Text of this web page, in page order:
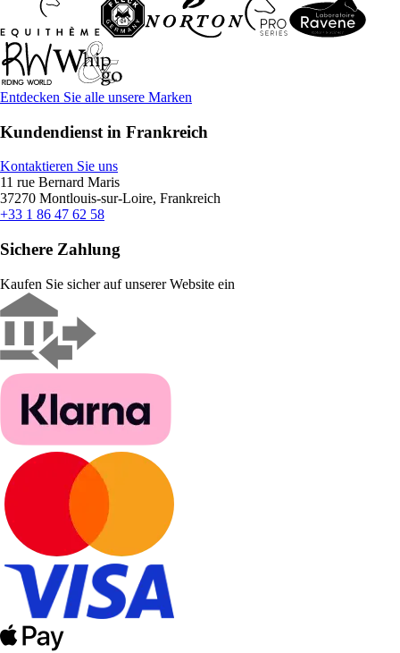
Entdecken Sie alle unsere Marken
Kundendienst in Frankreich
Kontaktieren Sie uns
11 rue Bernard Maris
37270 Montlouis-sur-Loire, Frankreich
+33 1 86 47 62 58
Sichere Zahlung
Kaufen Sie sicher auf unserer Website ein